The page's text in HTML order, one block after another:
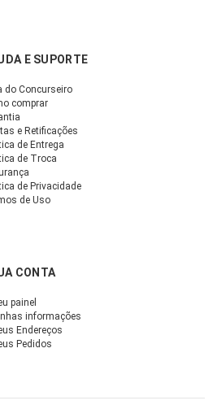
E SUPORTE
do Concurseiro
comprar
e Retificações
de Entrega
de Troca
de Privacidade
de Uso
CONTA
painel
informações
Endereços
Pedidos